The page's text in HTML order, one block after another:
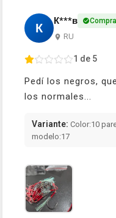
К К***в
RU
1 de 5
Pedí los negros,
los normales...
Variante: Color:10
modelo:17